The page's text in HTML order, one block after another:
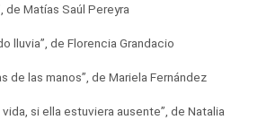
de Matías Saúl Pereyra
lluvia”, de Florencia Grandacio
de las manos”, de Mariela Fernández
si ella estuviera ausente”, de Natalia